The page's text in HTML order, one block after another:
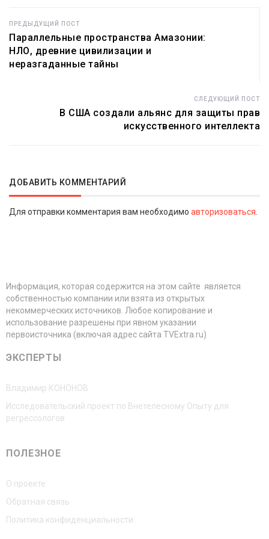
ПРЕДЫДУЩИЙ ПОСТ
Параллельные пространства Амазонии:
НЛО, древние цивилизации и
неразгаданные тайны
СЛЕДУЮЩИЙ ПОСТ
В США создали альянс для защиты прав
искусственного интеллекта
ДОБАВИТЬ КОММЕНТАРИЙ
Для отправки комментария вам необходимо авторизоваться
Информация, которая содержится на этом сайте является
собственностью компании или взята из открытых
некоммерческих источников. Любое копирование и
использование разрешены при явном указании
первоисточника (включая адрес сайта TVExtra.ru)
ЭКСПЕРТЫ
Владимир КОНОНОВ
Исследовательский проект по Внетелесному Опыту для
регрессологов
ПОЛЕЗНОЕ
О проекте
Обратная связь
Политика конфиденциальности